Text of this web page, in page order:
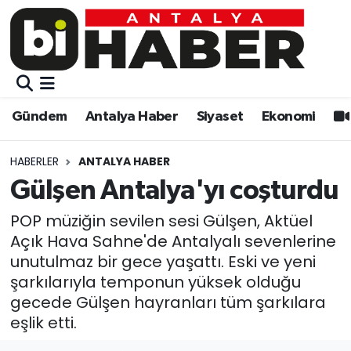
Gündem Antalya Haber Siyaset Ekonomi
HABERLER ANTALYA HABER
Gülşen Antalya'yı coşturdu
POP müziğin sevilen sesi Gülşen, Aktüel
Açık Hava Sahne'de Antalyalı sevenlerine
unutulmaz bir gece yaşattı. Eski ve yeni
şarkılarıyla temponun yüksek olduğu
gecede Gülşen hayranları tüm şarkılara
eşlik etti.
Gündem
Siyaset
Ekonomi
Video
Eğitim
Kültür-sanat
Gündem
Siyaset
Eğitim
Ekonomi
Kültür-sanat
Sağlık
Muratpaşa Nöbetçi Eczaneler
Muratpaşa Trafik Yoğunluk Haritası
Süper Lig Puan Durumu ve Fikstür
Tüm Manşetler
Son Dakika Haberleri
Haber Arşivi